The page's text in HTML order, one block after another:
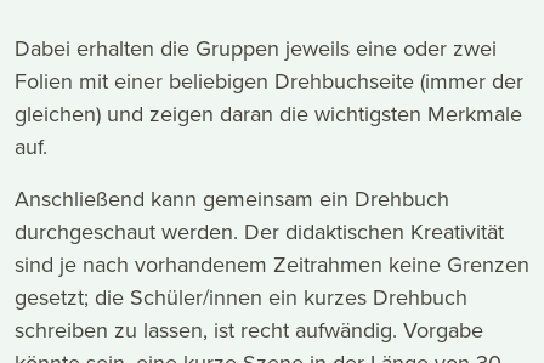
Dabei erhalten die Gruppen jeweils eine oder zwei
Folien mit einer beliebigen Drehbuchseite (immer der
gleichen) und zeigen daran die wichtigsten Merkmale
auf.
Anschließend kann gemeinsam ein Drehbuch
durchgeschaut werden. Der didaktischen Kreativität
sind je nach vorhandenem Zeitrahmen keine Grenzen
gesetzt; die Schüler/innen ein kurzes Drehbuch
schreiben zu lassen, ist recht aufwändig. Vorgabe